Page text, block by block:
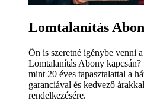
Lomtalanítás
Ön is szeretné igénybe venni
Lomtalanítás Abony kapcsán?
mint 20 éves tapasztalattal a
garanciával és kedvező
rendelkezésére.